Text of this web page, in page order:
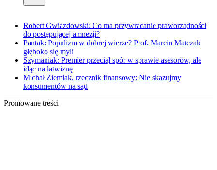
Robert Gwiazdowski: Co ma przywracanie praworządności
do postępującej amnezji?
Pantak: Populizm w dobrej wierze? Prof. Marcin Matczak
głęboko się myli
Szymaniak: Premier przeciął spór w sprawie asesorów, ale
idąc na łatwiznę
Michał Ziemiak, rzecznik finansowy: Nie skazujmy
konsumentów na sąd
Promowane treści